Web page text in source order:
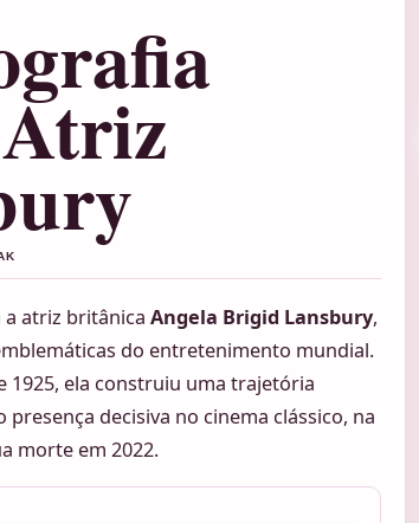
atriz britânica Angela Brigid Lansbury,
do entretenimento mundial.
1925, ela construiu uma trajetória
decisiva no cinema clássico, na
morte em 2022.